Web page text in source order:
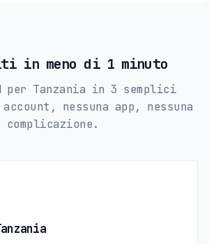
in meno di 1 minuto
per Tanzania in 3 semplici
nessuna app, nessuna
complicazione.